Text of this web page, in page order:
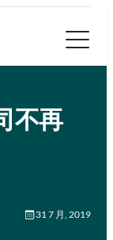
不再
31 7 月, 2019